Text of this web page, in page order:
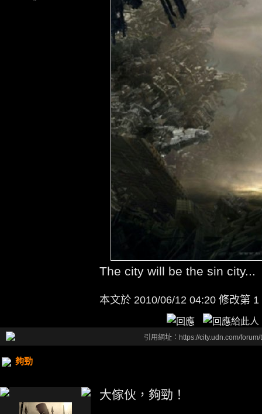
The city will be the sin city...
本文於 2010/06/12 04:20 修改第 1
引用網址：https://city.udn.com/
夠勁
大傢伙，夠勁！